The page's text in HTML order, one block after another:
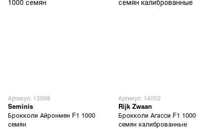
Артикул: 13998
Seminis
Брокколи Айронмен F1 1000
семян
Артикул: 14002
Rijk Zwaan
Брокколи Агасси F1 1000
семян калиброванные